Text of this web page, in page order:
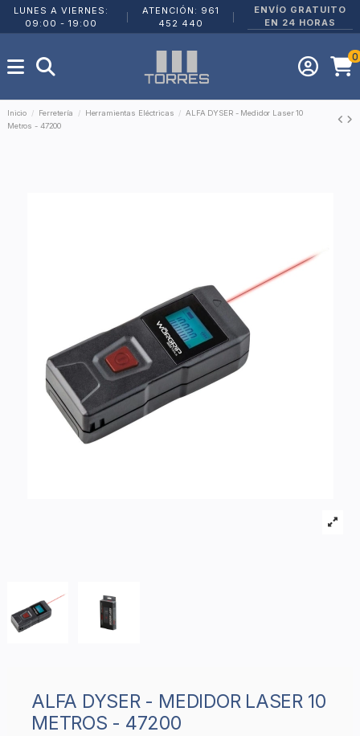
LUNES A VIERNES:
09:00 - 19:00
ATENCIÓN: 961
452 440
ENVÍO GRATUITO
EN 24 HORAS
0
Inicio Ferretería Herramientas Eléctricas
ALFA DYSER - Medidor Laser 10
Metros - 47200
ALFA DYSER - MEDIDOR LASER 10
METROS - 47200